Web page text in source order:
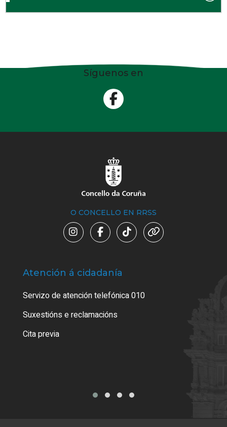
Síguenos en
O CONCELLO EN RRSS
Atención á cidadanía
Servizo de atención telefónica 010
Suxestións e reclamacións
Cita previa